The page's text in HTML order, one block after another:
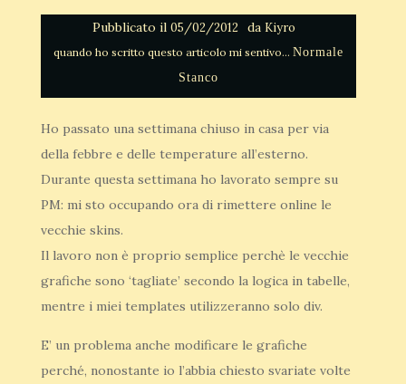
Pubblicato il 05/02/2012 da Kiyro
Normale
Stanco
Ho passato una settimana chiuso in casa per via
della febbre e delle temperature all’esterno.
Durante questa settimana ho lavorato sempre su
PM: mi sto occupando ora di rimettere online le
vecchie skins.
Il lavoro non è proprio semplice perchè le vecchie
grafiche sono ‘tagliate’ secondo la logica in tabelle,
mentre i miei templates utilizzeranno solo div.
E’ un problema anche modificare le grafiche
perché, nonostante io l’abbia chiesto svariate volte